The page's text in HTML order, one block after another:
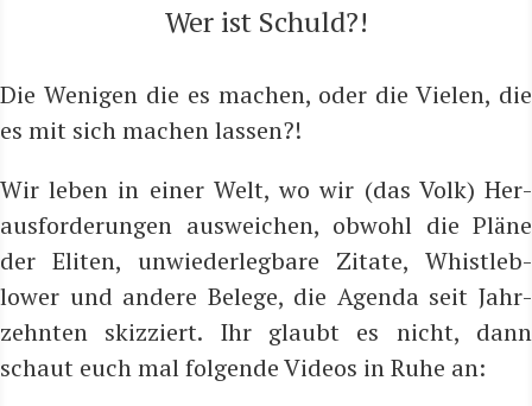
Wer ist Schuld?!
Die Weni­gen die es machen, oder die Vie­len, die
es mit sich machen lassen?!
Wir leben in einer Welt, wo wir (das Volk) Her­
aus­for­de­run­gen aus­wei­chen, obwohl die Plä­ne
der Eli­ten, unwie­der­leg­ba­re Zita­te, Whist­le­b­
lower und ande­re Bele­ge, die Agen­da seit Jahr­
zehn­ten skiz­ziert. Ihr glaubt es nicht, dann
schaut euch mal fol­gen­de Vide­os in Ruhe an: